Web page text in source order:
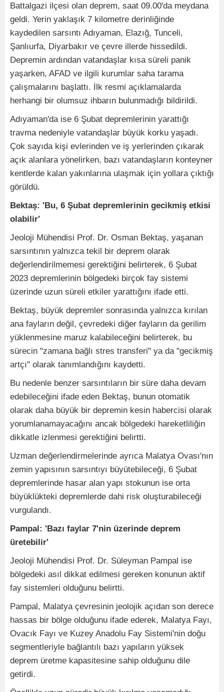
Battalgazi ilçesi olan deprem, saat 09.00'da meydana
geldi. Yerin yaklaşık 7 kilometre derinliğinde
kaydedilen sarsıntı Adıyaman, Elazığ, Tunceli,
Şanlıurfa, Diyarbakır ve çevre illerde hissedildi.
Depremin ardından vatandaşlar kısa süreli panik
yaşarken, AFAD ve ilgili kurumlar saha tarama
çalışmalarını başlattı. İlk resmi açıklamalarda
herhangi bir olumsuz ihbarın bulunmadığı bildirildi.
Adıyaman'da ise 6 Şubat depremlerinin yarattığı
travma nedeniyle vatandaşlar büyük korku yaşadı.
Çok sayıda kişi evlerinden ve iş yerlerinden çıkarak
açık alanlara yönelirken, bazı vatandaşların konteyner
kentlerde kalan yakınlarına ulaşmak için yollara çıktığı
görüldü.
Bektaş: 'Bu, 6 Şubat depremlerinin gecikmiş etkisi
olabilir'
Jeoloji Mühendisi Prof. Dr. Osman Bektaş, yaşanan
sarsıntının yalnızca tekil bir deprem olarak
değerlendirilmemesi gerektiğini belirterek, 6 Şubat
2023 depremlerinin bölgedeki birçok fay sistemi
üzerinde uzun süreli etkiler yarattığını ifade etti.
Bektaş, büyük depremler sonrasında yalnızca kırılan
ana fayların değil, çevredeki diğer fayların da gerilim
yüklenmesine maruz kalabileceğini belirterek, bu
sürecin "zamana bağlı stres transferi" ya da "gecikmiş
artçı" olarak tanımlandığını kaydetti.
Bu nedenle benzer sarsıntıların bir süre daha devam
edebileceğini ifade eden Bektaş, bunun otomatik
olarak daha büyük bir depremin kesin habercisi olarak
yorumlanamayacağını ancak bölgedeki hareketliliğin
dikkatle izlenmesi gerektiğini belirtti.
Uzman değerlendirmelerinde ayrıca Malatya Ovası'nın
zemin yapısının sarsıntıyı büyütebileceği, 6 Şubat
depremlerinde hasar alan yapı stokunun ise orta
büyüklükteki depremlerde dahi risk oluşturabileceği
vurgulandı.
Pampal: 'Bazı faylar 7'nin üzerinde deprem
üretebilir'
Jeoloji Mühendisi Prof. Dr. Süleyman Pampal ise
bölgedeki asıl dikkat edilmesi gereken konunun aktif
fay sistemleri olduğunu belirtti.
Pampal, Malatya çevresinin jeolojik açıdan son derece
hassas bir bölge olduğunu ifade ederek, Malatya Fayı,
Ovacık Fayı ve Kuzey Anadolu Fay Sistemi'nin doğu
segmentleriyle bağlantılı bazı yapıların yüksek
deprem üretme kapasitesine sahip olduğunu dile
getirdi.